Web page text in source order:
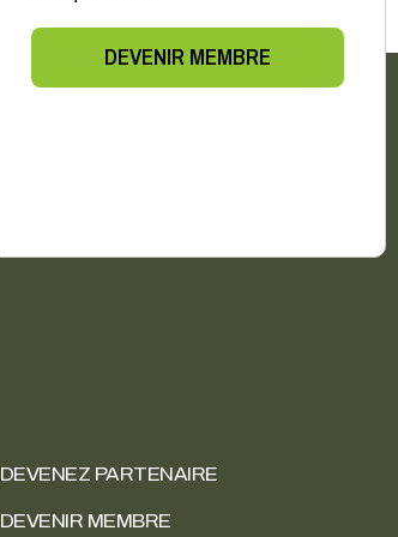
DEVENIR MEMBRE
DEVENEZ PARTENAIRE
DEVENIR MEMBRE